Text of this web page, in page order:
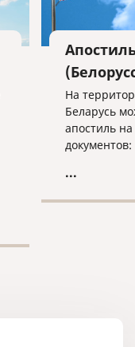
На
Беларусь
апостиль
документов:
...